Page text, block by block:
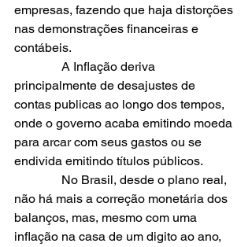
empresas, fazendo que haja distorções
nas demonstrações financeiras e
contábeis.
A Inflação deriva
principalmente de desajustes de
contas publicas ao longo dos tempos,
onde o governo acaba emitindo moeda
para arcar com seus gastos ou se
endivida emitindo títulos públicos.
No Brasil, desde o plano real,
não há mais a correção monetária dos
balanços, mas, mesmo com uma
inflação na casa de um digito ao ano,